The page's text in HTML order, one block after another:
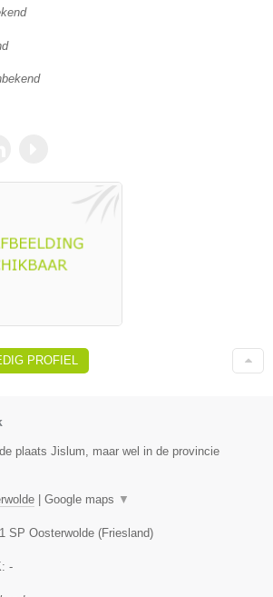
PROFIEL
plaats Jislum, maar wel in de provincie
Google maps ▼
SP Oosterwolde (Friesland)
-